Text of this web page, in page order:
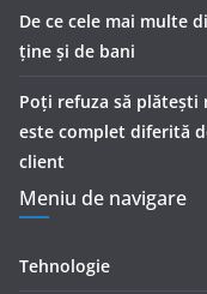
De ce cele mai multe
ține și de bani
Poți refuza să plătești
este complet diferită
client
Meniu de navigare
Tehnologie